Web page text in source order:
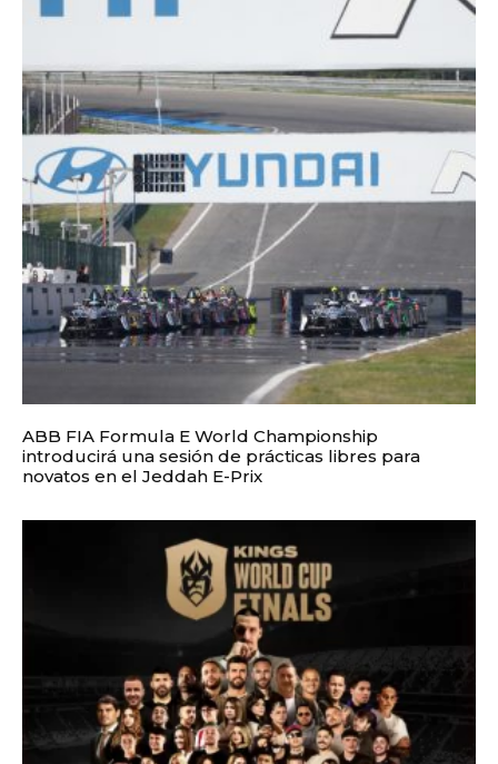
ABB FIA Formula E World Championship
introducirá una sesión de prácticas libres para
novatos en el Jeddah E-Prix